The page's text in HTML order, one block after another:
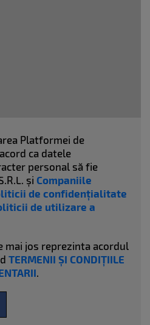
Platformei de
ca datele
personal să fie
și Companiile
de confidențialitate
de utilizare a
mai jos reprezinta acordul
TERMENII ȘI CONDIȚIILE
.